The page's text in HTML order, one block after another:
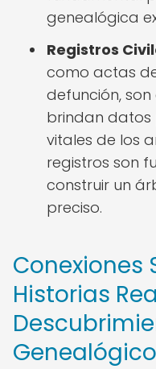
genealógica
Registros
como actas
defunción,
brindan datos
vitales de los
registros son
construir un
preciso.
Conexiones
Historias